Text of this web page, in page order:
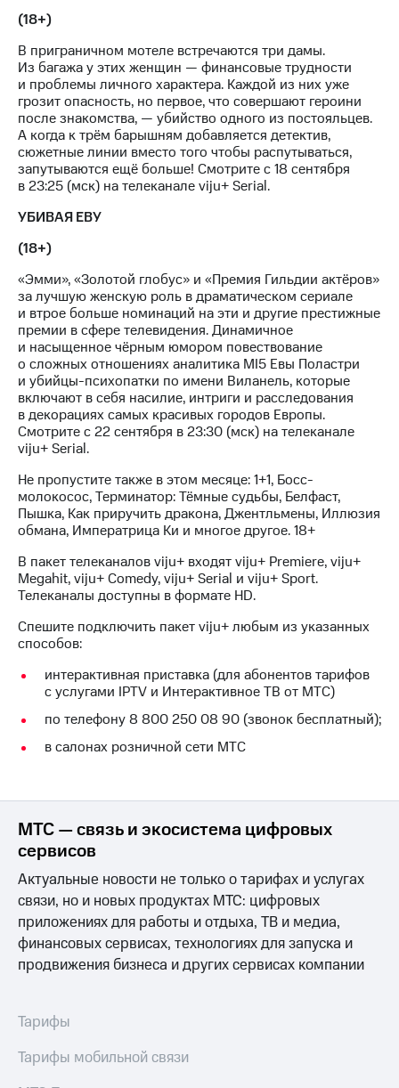
по QR-
коду
за границей
магазин
Смартфоны
Наушники
и
колонки
и
трекеры
Умный
дом
Планшеты
Акции
и
скидки
Все
товары
(18+)
В приграничном мотеле встречаются три дамы.
Из багажа у этих женщин — финансовые трудности
и проблемы личного характера. Каждой из них уже
грозит опасность, но первое, что совершают героини
после знакомства, — убийство одного из постояльцев.
А когда к трём барышням добавляется детектив,
сюжетные линии вместо того чтобы распутываться,
запутываются ещё больше! Смотрите с 18 сентября
в 23:25 (мск) на телеканале viju+ Serial.
УБИВАЯ ЕВУ
(18+)
«Эмми», «Золотой глобус» и «Премия Гильдии актёров»
за лучшую женскую роль в драматическом сериале
и втрое больше номинаций на эти и другие престижные
премии в сфере телевидения. Динамичное
и насыщенное чёрным юмором повествование
о сложных отношениях аналитика MI5 Евы Поластри
и убийцы-психопатки по имени Виланель, которые
включают в себя насилие, интриги и расследования
в декорациях самых красивых городов Европы.
Смотрите с 22 сентября в 23:30 (мск) на телеканале
viju+ Serial.
Не пропустите также в этом месяце: 1+1, Босс-
молокосос, Терминатор: Тёмные судьбы, Белфаст,
Пышка, Как приручить дракона, Джентльмены, Иллюзия
обмана, Императрица Ки и многое другое. 18+
В пакет телеканалов viju+ входят viju+ Premiere, viju+
Megahit, viju+ Comedy, viju+ Serial и viju+ Sport.
Телеканалы доступны в формате HD.
Спешите подключить пакет viju+ любым из указанных
способов:
интерактивная приставка (для абонентов тарифов
с услугами IPTV и Интерактивное ТВ от МТС)
по телефону 8 800 250 08 90 (звонок бесплатный);
в салонах розничной сети МТС
МТС — связь и экосистема цифровых
сервисов
Актуальные новости не только о тарифах и услугах
связи, но и новых продуктах МТС: цифровых
приложениях для работы и отдыха, ТВ и медиа,
финансовых сервисах, технологиях для запуска и
продвижения бизнеса и других сервисах компании
Тарифы
Тарифы мобильной связи